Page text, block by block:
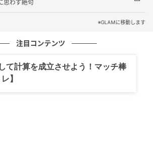
というお願いは、まるでなかったこ
た。買い物のたびに駐車場が塞がっ
いしたと思ってるんだろうね」
…今度こそ、ちゃんとはっきりさせ
思わず絶句
※GLAMに移動します
注目コンテンツ
て計算を成立させよう！マッチ棒
】